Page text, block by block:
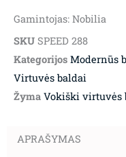
Gamintojas: Nobilia
SKU SPEED 288
Kategorijos Modernūs
Virtuvės baldai
Žyma Vokiški virtuvės
APRAŠYMAS